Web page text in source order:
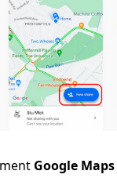
Google Maps